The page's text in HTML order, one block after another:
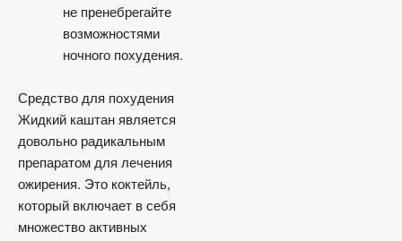
не пренебрегайте
возможностями
ночного похудения.
Средство для похудения
Жидкий каштан является
довольно радикальным
препаратом для лечения
ожирения. Это коктейль,
который включает в себя
множество активных